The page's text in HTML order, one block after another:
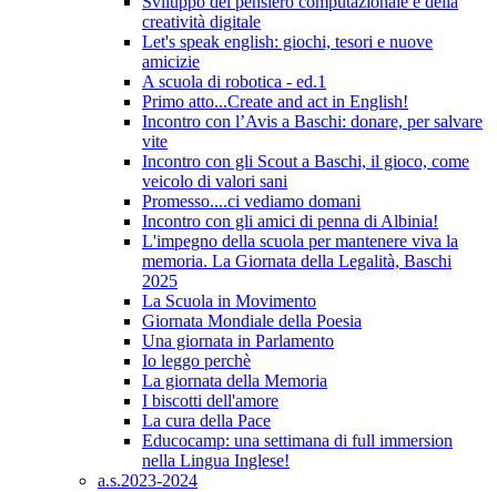
creatività digitale
Let's speak english: giochi, tesori e nuove
amicizie
A scuola di robotica - ed.1
Primo atto...Create and act in English!
Incontro con l’Avis a Baschi: donare, per salvare
vite
Incontro con gli Scout a Baschi, il gioco, come
veicolo di valori sani
Promesso....ci vediamo domani
Incontro con gli amici di penna di Albinia!
L'impegno della scuola per mantenere viva la
memoria. La Giornata della Legalità, Baschi
2025
La Scuola in Movimento
Giornata Mondiale della Poesia
Una giornata in Parlamento
Io leggo perchè
La giornata della Memoria
I biscotti dell'amore
La cura della Pace
Educocamp: una settimana di full immersion
nella Lingua Inglese!
a.s.2023-2024